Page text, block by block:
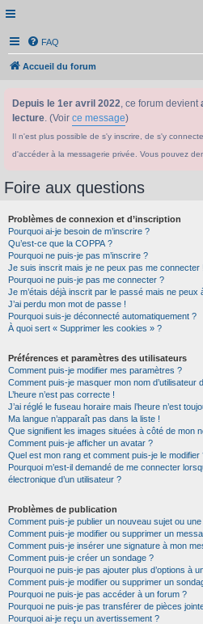
FAQ
Accueil du forum
Depuis le 1er avril 2022, ce forum devient
lecture. (Voir ce message)
Il n'est plus possible de s'y inscrire, de s'y
d'accéder à la messagerie privée. Vous pouvez
Foire aux questions
Problèmes de connexion et d’inscription
Pourquoi ai-je besoin de m’inscrire ?
Qu’est-ce que la COPPA ?
Pourquoi ne puis-je pas m’inscrire ?
Je suis inscrit mais je ne peux pas me connecter !
Pourquoi ne puis-je pas me connecter ?
Je m’étais déjà inscrit par le passé mais ne
J’ai perdu mon mot de passe !
Pourquoi suis-je déconnecté automatiquement ?
À quoi sert « Supprimer les cookies » ?
Préférences et paramètres des utilisateurs
Comment puis-je modifier mes paramètres ?
Comment puis-je masquer mon nom d’utilisateur
L’heure n’est pas correcte !
J’ai réglé le fuseau horaire mais l’heure n’est
Ma langue n’apparaît pas dans la liste !
Que signifient les images situées à côté de mon
Comment puis-je afficher un avatar ?
Quel est mon rang et comment puis-je le modifier
Pourquoi m’est-il demandé de me connecter
électronique d’un utilisateur ?
Problèmes de publication
Comment puis-je publier un nouveau sujet ou
Comment puis-je modifier ou supprimer un
Comment puis-je insérer une signature à mon
Comment puis-je créer un sondage ?
Pourquoi ne puis-je pas ajouter plus d’options à
Comment puis-je modifier ou supprimer un
Pourquoi ne puis-je pas accéder à un forum ?
Pourquoi ne puis-je pas transférer de pièces
Pourquoi ai-je reçu un avertissement ?